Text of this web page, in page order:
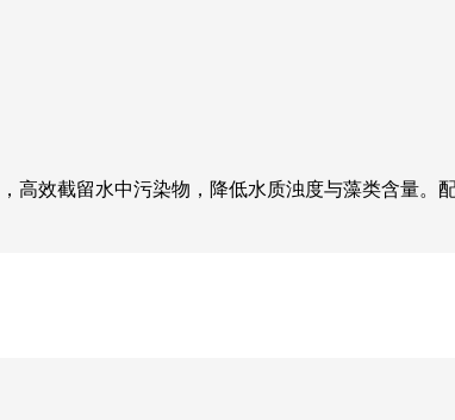
高效截留水中污染物，降低水质浊度与藻类含量。